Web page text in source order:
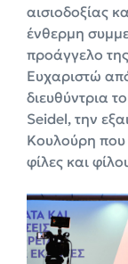
αισιοδοξίας
ένθερμη
προάγγελο
Ευχαριστώ
διευθύντρια
Seidel, την
Κουλούρη που
φίλες και